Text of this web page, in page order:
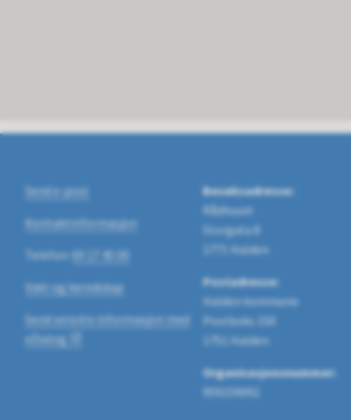
Send e-post
Kontaktinformasjon
Telefon: 69 17 45 00
Vakt og beredskap
Send sensitiv informasjon med
eDialog
Besøksadresse:
Rådhuset
Storgata 8
1771 Halden
Postadresse:
Halden kommune
Postboks 150
1751 Halden
Organisasjonsnummer:
959159092